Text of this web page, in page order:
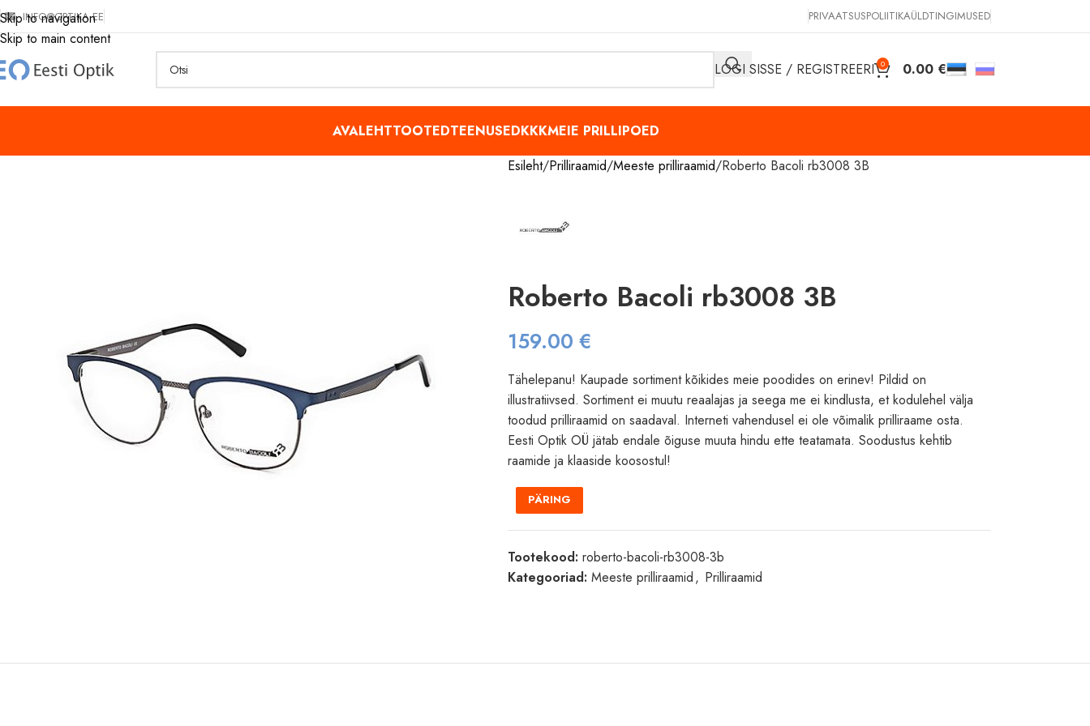
Skip to navigation
Skip to main content
INFO@OPTIKA.EE PRIVAATSUSPOLIITIKAÜLDTINGIMUSED
LOGI SISSE / REGISTREERI 0 0.00 €
AVALEHTTOOTEDTEENUSEDKKKMEIE PRILLIPOED
Esileht Prilliraamid Meeste prilliraamid Roberto Bacoli rb3008 3B
Roberto Bacoli rb3008 3B
159.00 €
Tähelepanu! Kaupade sortiment kõikides meie poodides on erinev! Pildid on
illustratiivsed. Sortiment ei muutu reaalajas ja seega me ei kindlusta, et kodulehel välja
toodud prilliraamid on saadaval. Interneti vahendusel ei ole võimalik prilliraame osta.
Eesti Optik OÜ jätab endale õiguse muuta hindu ette teatamata. Soodustus kehtib
raamide ja klaaside koosostul!
PÄRING
Tootekood: roberto-bacoli-rb3008-3b
Kategooriad: Meeste prilliraamid, Prilliraamid